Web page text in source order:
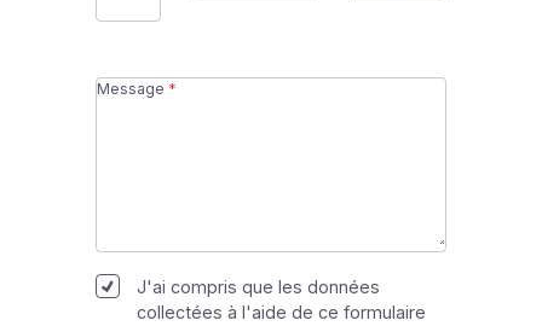
Message
J'ai compris que les données
collectées à l'aide de ce formulaire